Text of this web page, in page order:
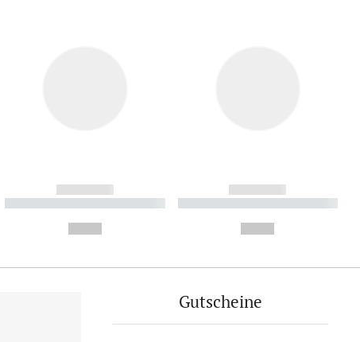
------------
----------- ----------- ----------
------------
----------- ----------- ----------
Gutscheine